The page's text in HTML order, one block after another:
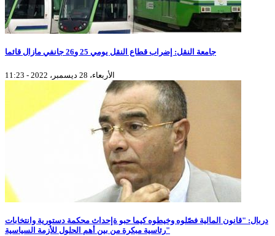
جامعة النقل: إضراب قطاع النقل يومي 25 و26 جانفي مازال قائما
الأربعاء، 28 ديسمبر، 2022 - 11:23
دربال: "قانون المالية فصّلوه وخيطوه كيما حبو ةإحداث محكمة دستورية وانتخابات
رئاسية مبكرة من بين أهم الحلول للأزمة السياسية"